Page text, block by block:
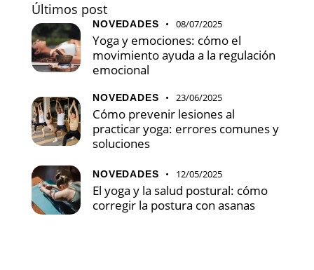
Últimos post
NOVEDADES 08/07/2025
Yoga y emociones: cómo el
movimiento ayuda a la regulación
emocional
NOVEDADES 23/06/2025
Cómo prevenir lesiones al
practicar yoga: errores comunes y
soluciones
NOVEDADES 12/05/2025
El yoga y la salud postural: cómo
corregir la postura con asanas